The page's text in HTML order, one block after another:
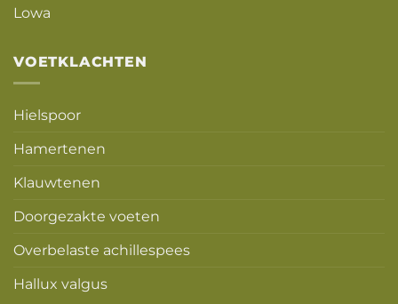
Lowa
VOETKLACHTEN
Hielspoor
Hamertenen
Klauwtenen
Doorgezakte voeten
Overbelaste achillespees
Hallux valgus